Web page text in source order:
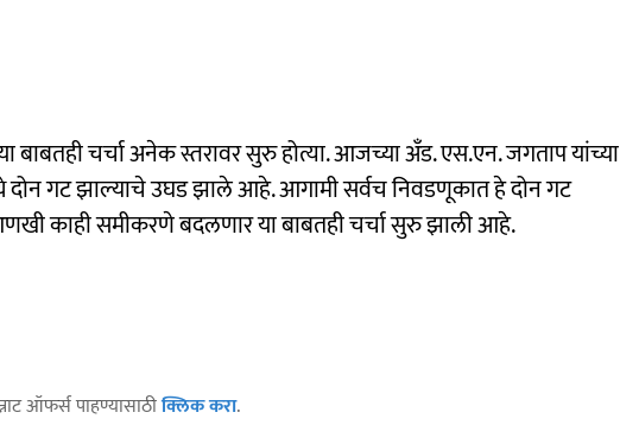
चर्चा अनेक स्तरावर सुरु होत्या. आजच्या अँड. एस.एन. जगताप यांच्या
मध्ये दोन गट झाल्याचे उघड झाले आहे. आगामी सर्वच निवडणूकात हे दोन गट
काही समीकरणे बदलणार या बाबतही चर्चा सुरु झाली आहे.
ऑफर्स पाहण्यासाठीक्लिक करा.